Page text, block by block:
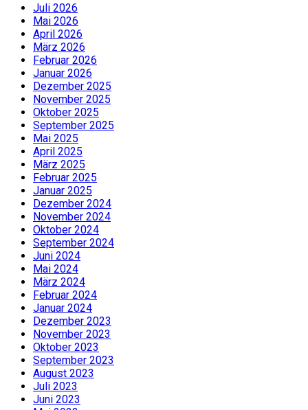
Juli 2026
Mai 2026
April 2026
März 2026
Februar 2026
Januar 2026
Dezember 2025
November 2025
Oktober 2025
September 2025
Mai 2025
April 2025
März 2025
Februar 2025
Januar 2025
Dezember 2024
November 2024
Oktober 2024
September 2024
Juni 2024
Mai 2024
März 2024
Februar 2024
Januar 2024
Dezember 2023
November 2023
Oktober 2023
September 2023
August 2023
Juli 2023
Juni 2023